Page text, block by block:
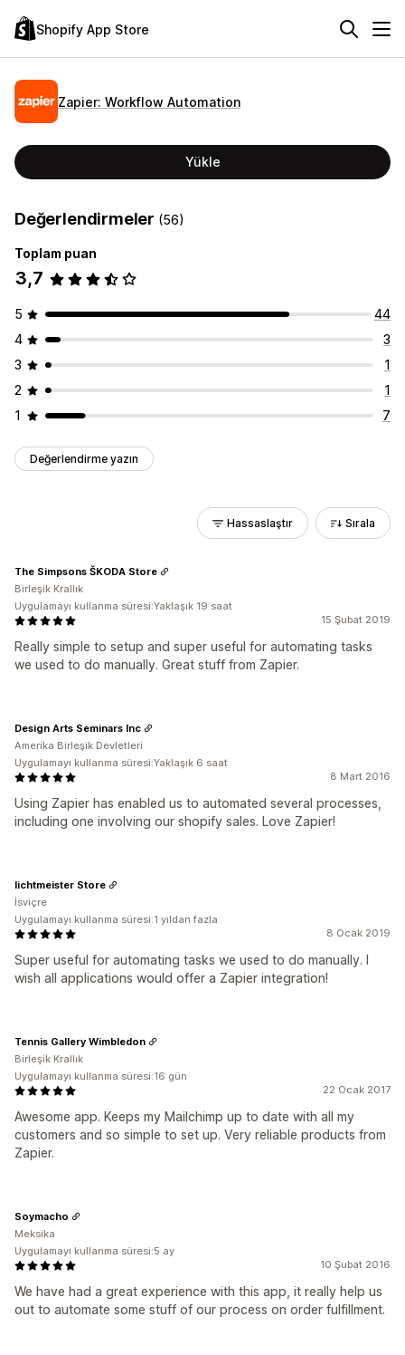
Shopify App Store
Zapier: Workflow Automation
Yükle
Değerlendirmeler (56)
Toplam puan
3,7
5
44
4
3
3
1
2
1
1
7
Değerlendirme yazın
Hassaslaştır Sırala
15 Şubat 2019
Really simple to setup and super useful for automating tasks
we used to do manually. Great stuff from Zapier.
The Simpsons ŠKODA Store
Birleşik Krallık
Uygulamayı kullanma süresi:Yaklaşık 19 saat
8 Mart 2016
Using Zapier has enabled us to automated several processes,
including one involving our shopify sales. Love Zapier!
Design Arts Seminars Inc
Amerika Birleşik Devletleri
Uygulamayı kullanma süresi:Yaklaşık 6 saat
8 Ocak 2019
Super useful for automating tasks we used to do manually. I
wish all applications would offer a Zapier integration!
lichtmeister Store
İsviçre
Uygulamayı kullanma süresi:1 yıldan fazla
22 Ocak 2017
Awesome app. Keeps my Mailchimp up to date with all my
customers and so simple to set up. Very reliable products from
Zapier.
Tennis Gallery Wimbledon
Birleşik Krallık
Uygulamayı kullanma süresi:16 gün
10 Şubat 2016
We have had a great experience with this app, it really help us
out to automate some stuff of our process on order fulfillment.
Soymacho
Meksika
Uygulamayı kullanma süresi:5 ay